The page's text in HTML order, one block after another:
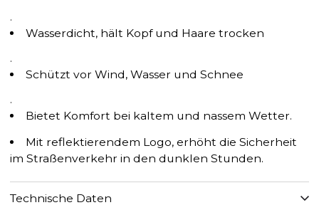
.
Wasserdicht, hält Kopf und Haare trocken
.
Schützt vor Wind, Wasser und Schnee
.
Bietet Komfort bei kaltem und nassem Wetter.
Mit reflektierendem Logo, erhöht die Sicherheit
im Straßenverkehr in den dunklen Stunden.
Technische Daten